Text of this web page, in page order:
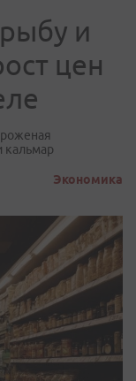
и
цен
кальмар
Экономика